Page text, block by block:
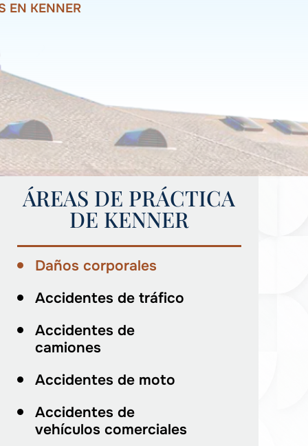
EN KENNER
ÁREAS DE PRÁCTICA
DE KENNER
Daños corporales
Accidentes de tráfico
Accidentes de
camiones
Accidentes de moto
Accidentes de
vehículos comerciales